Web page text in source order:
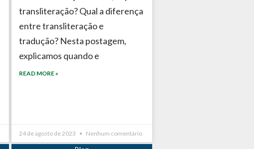
transliteração? Qual a diferença
entre transliteração e
tradução? Nesta postagem,
explicamos quando e
READ MORE »
24 de agosto de 2023 Nenhum comentário